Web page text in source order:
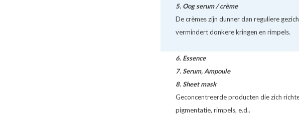
5. Oog serum / crème
De crèmes zijn dunner dan reguliere
vermindert donkere kringen en rimpels.
6. Essence
7.Serum,Ampoule
8.Sheet mask
Geconcentreerde producten die zich
pigmentatie, rimpels, e.d..